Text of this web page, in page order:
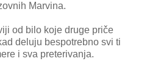
Marvina.
od bilo koje druge priče
deluju bespotrebno svi ti
i sva preterivanja.